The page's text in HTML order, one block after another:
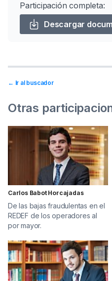
Participación completa:
Descargar
← Ir al buscador
Otras
Carlos Babot Horcajadas
De las bajas fraudulentas en el
REDEF de los operadores al
por mayor.